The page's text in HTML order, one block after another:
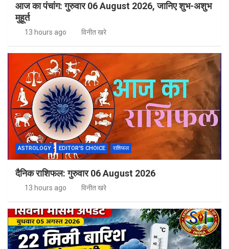
आज का पंचांग: गुरुवार 06 August 2026, जानिए शुभ-अशुभ
मुहूर्त
13 hours ago विनीत खरे
ASTROLOGY EDITOR'S CHOICE राशिफल
दैनिक राशिफल: गुरुवार 06 August 2026
13 hours ago विनीत खरे